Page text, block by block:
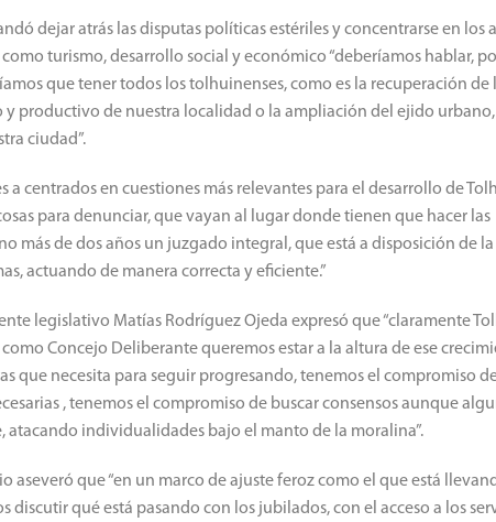
dejar atrás las disputas políticas estériles y concentrarse en los
turismo, desarrollo social y económico “deberíamos hablar,
que tener todos los tolhuinenses, como es la recuperación de
y productivo de nuestra localidad o la ampliación del ejido
ciudad”.
a centrados en cuestiones más relevantes para el desarrollo de
para denunciar, que vayan al lugar donde tienen que hacer las
más de dos años un juzgado integral, que está a disposición de
actuando de manera correcta y eficiente.”
legislativo Matías Rodríguez Ojeda expresó que “claramente
Concejo Deliberante queremos estar a la altura de ese
que necesita para seguir progresando, tenemos el compromiso
, tenemos el compromiso de buscar consensos aunque
individualidades bajo el manto de la moralina”.
aseveró que “en un marco de ajuste feroz como el que está
discutir qué está pasando con los jubilados, con el acceso a los